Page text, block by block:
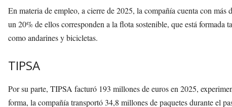
En materia de empleo, a cierre de 2025, la compañía cuenta con
un 20% de ellos corresponden a la flota sostenible, que está
como andarines y bicicletas.
TIPSA
Por su parte, TIPSA facturó 193 millones de euros en 2025,
forma, la compañía transportó 34,8 millones de paquetes durante el